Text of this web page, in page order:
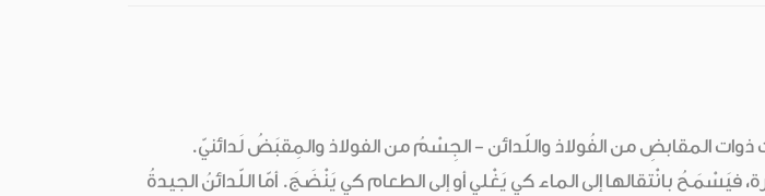
المقابضِ من الفُولاذ واللّدائن - الجِسْمُ من الفولاذ والمِقبَضُ لَدائنيّ.
بانْتقالها إلى الماء كي يَغْلي أو إلى الطعام كي يَنْضَجَ. أمّا اللّدائنُ الجيدةُ